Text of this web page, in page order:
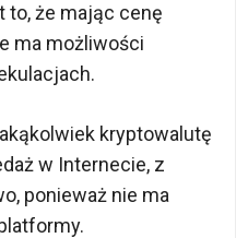
to, że mając cenę
ma możliwości
kryptowalutę
w Internecie, z
ponieważ nie ma